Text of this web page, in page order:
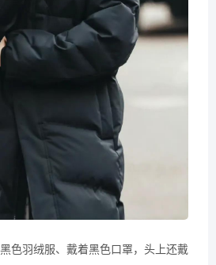
色羽绒服、戴着黑色口罩，头上还戴